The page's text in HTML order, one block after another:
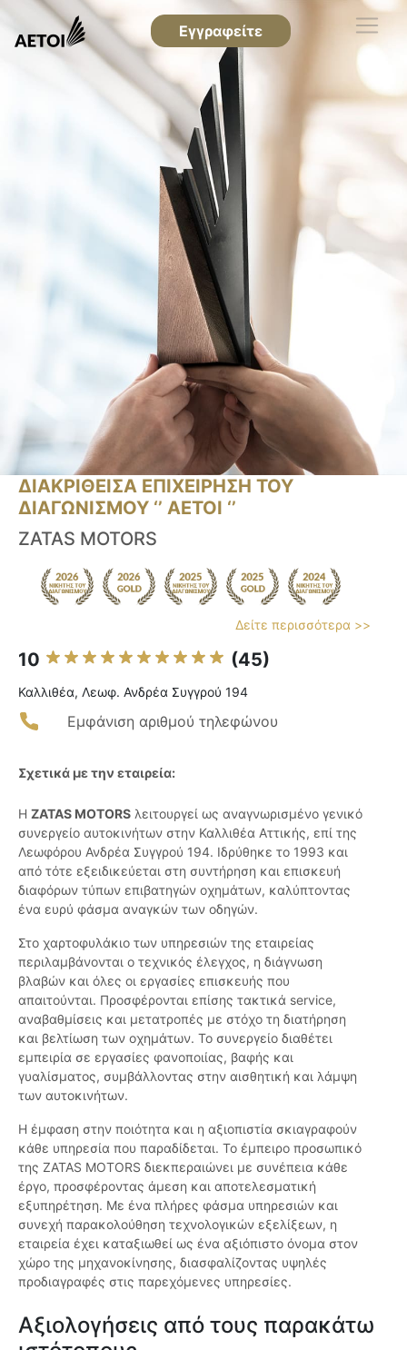
Εγγραφείτε
ΔΙΑΚΡΙΘΕΙΣΑ ΕΠΙΧΕΙΡΗΣΗ ΤΟΥ
ΔΙΑΓΩΝΙΣΜΟΥ ‘’ ΑΕΤΟΙ ‘’
ZATAS MOTORS
Δείτε περισσότερα >>
10 (45)
Καλλιθέα, Λεωφ. Ανδρέα Συγγρού 194
Εμφάνιση αριθμού τηλεφώνου
Σχετικά με την εταιρεία:
Η ZATAS MOTORS λειτουργεί ως αναγνωρισμένο γενικό
συνεργείο αυτοκινήτων στην Καλλιθέα Αττικής, επί της
Λεωφόρου Ανδρέα Συγγρού 194. Ιδρύθηκε το 1993 και
από τότε εξειδικεύεται στη συντήρηση και επισκευή
διαφόρων τύπων επιβατηγών οχημάτων, καλύπτοντας
ένα ευρύ φάσμα αναγκών των οδηγών.
Στο χαρτοφυλάκιο των υπηρεσιών της εταιρείας
περιλαμβάνονται ο τεχνικός έλεγχος, η διάγνωση
βλαβών και όλες οι εργασίες επισκευής που
απαιτούνται. Προσφέρονται επίσης τακτικά service,
αναβαθμίσεις και μετατροπές με στόχο τη διατήρηση
και βελτίωση των οχημάτων. Το συνεργείο διαθέτει
εμπειρία σε εργασίες φανοποιίας, βαφής και
γυαλίσματος, συμβάλλοντας στην αισθητική και λάμψη
των αυτοκινήτων.
Η έμφαση στην ποιότητα και η αξιοπιστία σκιαγραφούν
κάθε υπηρεσία που παραδίδεται. Το έμπειρο προσωπικό
της ZATAS MOTORS διεκπεραιώνει με συνέπεια κάθε
έργο, προσφέροντας άμεση και αποτελεσματική
εξυπηρέτηση. Με ένα πλήρες φάσμα υπηρεσιών και
συνεχή παρακολούθηση τεχνολογικών εξελίξεων, η
εταιρεία έχει καταξιωθεί ως ένα αξιόπιστο όνομα στον
χώρο της μηχανοκίνησης, διασφαλίζοντας υψηλές
προδιαγραφές στις παρεχόμενες υπηρεσίες.
Αξιολογήσεις από τους παρακάτω